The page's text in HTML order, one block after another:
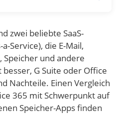
zwei beliebte SaaS-
Service), die E-Mail,
und andere
G Suite oder Office
Nachteile. Einen Vergleich
365 mit Schwerpunkt auf
Speicher-Apps finden